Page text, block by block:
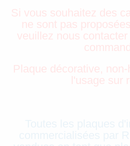
Si vous souhaitez des
ne sont pas
veuillez nous
Plaque décorative,
l'usage sur